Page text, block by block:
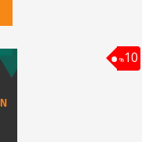
%10